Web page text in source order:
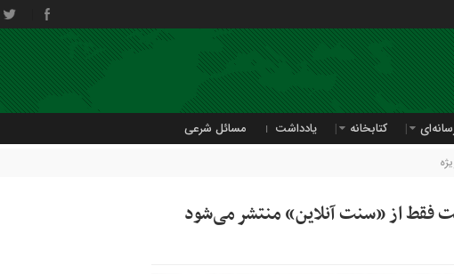
کتابخانه یادداشت مسائل شرعی
فقط از «سنت آنلاین» منتشر می‌شود